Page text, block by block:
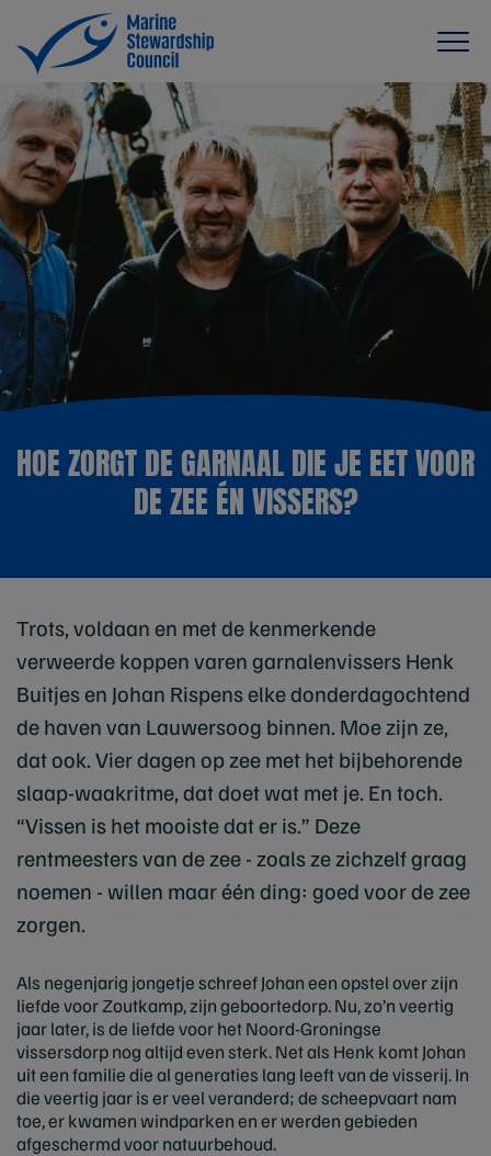
HOE ZORGT DE GARNAAL DIE JE EET VOOR
DE ZEE ÉN VISSERS?
Trots, voldaan en met de kenmerkende
verweerde koppen varen garnalenvissers Henk
Buitjes en Johan Rispens elke donderdagochtend
de haven van Lauwersoog binnen. Moe zijn ze,
dat ook. Vier dagen op zee met het bijbehorende
slaap-waakritme, dat doet wat met je. En toch.
“Vissen is het mooiste dat er is.” Deze
rentmeesters van de zee - zoals ze zichzelf graag
noemen - willen maar één ding: goed voor de zee
zorgen.
Als negenjarig jongetje schreef Johan een opstel over zijn
liefde voor Zoutkamp, zijn geboortedorp. Nu, zo’n veertig
jaar later, is de liefde voor het Noord-Groningse
vissersdorp nog altijd even sterk. Net als Henk komt Johan
uit een familie die al generaties lang leeft van de visserij. In
die veertig jaar is er veel veranderd; de scheepvaart nam
toe, er kwamen windparken en er werden gebieden
afgeschermd voor natuurbehoud.